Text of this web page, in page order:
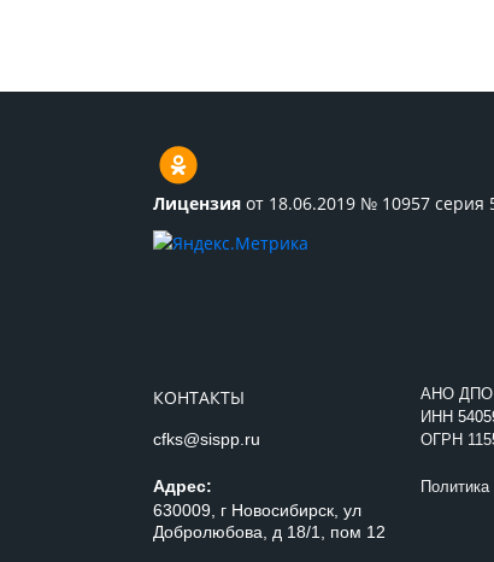
Лицензия от 18.06.2019 № 10957
КОНТАКТЫ
cfks@sispp.ru
Адрес:
630009, г Новосибирск, ул
Добролюбова, д 18/1, пом 12
АНО
ИНН
ОГРН